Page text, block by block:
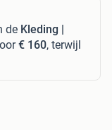
de Kleding |
€ 160, terwijl